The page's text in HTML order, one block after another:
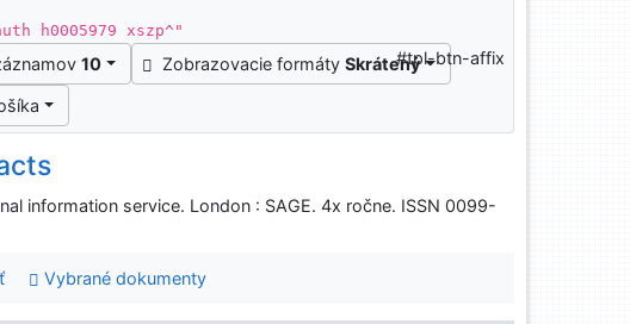
h0005979 xszp^"
10 Zobrazovacie formátySkrátený#tpl-btn-affix
information service. London : SAGE. 4x ročne. ISSN 0099-
Vybrané dokumenty